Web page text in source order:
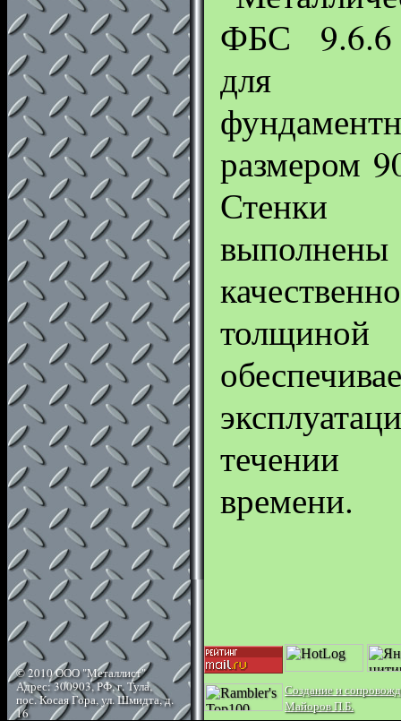
ФБС 9.6.6
для
размером
Стенки
течении
времени.
© 2010 ООО "Металлист"
Адрес: 300903, РФ, г. Тула,
пос. Косая Гора, ул. Шмидта, д.
16
Создание и
Майоров П.Б.